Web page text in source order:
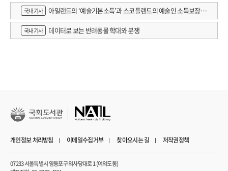
국내기사
아일랜드의 ‘예술기본소득’과 스코틀랜드의 예술인 소득보장정
책 논의
국내기사 데이터로 보는 반려동물 학대와 분쟁
개인정보 처리방침 이메일수집거부 찾아오시는 길 저작권정책
07233 서울특별시 영등포구 의사당대로 1 (여의도동)